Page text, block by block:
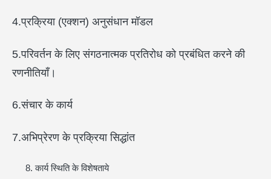
4.प्रक्रिया (एक्शन) अनुसंधान मॉडल
5.परिवर्तन के लिए संगठनात्मक प्रतिरोध को प्रबंधित करने की
रणनीतियाँ।
6.संचार के कार्य
7.अभिप्रेरण के प्रक्रिया सिद्धांत
कार्य स्थिति के विशेषताये